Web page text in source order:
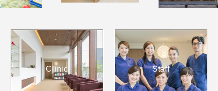
Clinic Staff